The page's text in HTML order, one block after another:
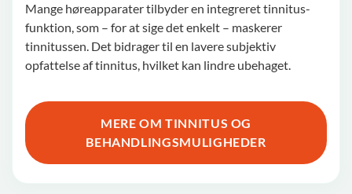
Mange høreapparater tilbyder en integreret tinnitus-
funktion, som – for at sige det enkelt – maskerer
tinnitussen. Det bidrager til en lavere subjektiv
opfattelse af tinnitus, hvilket kan lindre ubehaget.
MERE OM TINNITUS OG
BEHANDLINGSMULIGHEDER